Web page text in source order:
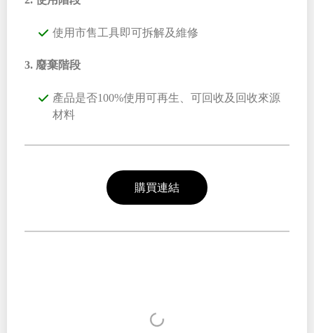
使用市售工具即可拆解及維修
3. 廢棄階段
產品是否100%使用可再生、可回收及回收來源
材料
購買連結